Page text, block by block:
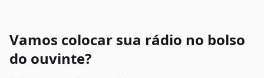
Vamos colocar sua rádio no bolso
do ouvinte?